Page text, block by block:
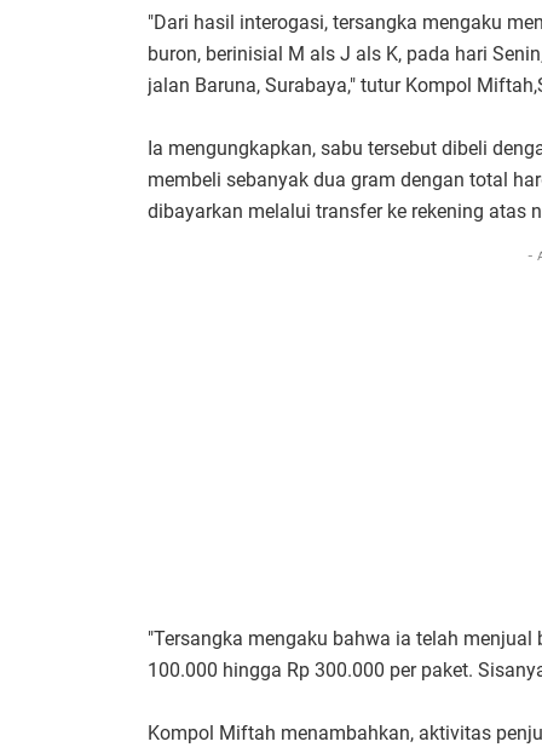
"Dari hasil interogasi, tersangka mengaku
buron, berinisial M als J als K, pada hari
jalan Baruna, Surabaya," tutur Kompol
Ia mengungkapkan, sabu tersebut dibeli
membeli sebanyak dua gram dengan total
dibayarkan melalui transfer ke rekening atas
-
"Tersangka mengaku bahwa ia telah
100.000 hingga Rp 300.000 per paket.
Kompol Miftah menambahkan, aktivitas